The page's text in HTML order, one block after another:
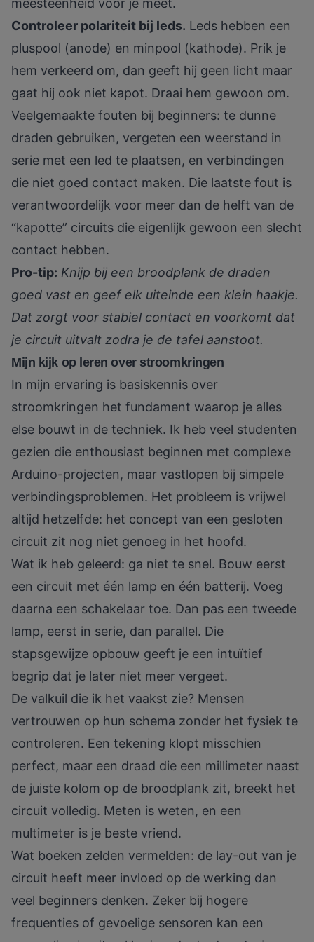
meesteenheid voor je meet.
Controleer polariteit bij leds. Leds hebben een
pluspool (anode) en minpool (kathode). Prik je
hem verkeerd om, dan geeft hij geen licht maar
gaat hij ook niet kapot. Draai hem gewoon om.
Veelgemaakte fouten bij beginners: te dunne
draden gebruiken, vergeten een weerstand in
serie met een led te plaatsen, en verbindingen
die niet goed contact maken. Die laatste fout is
verantwoordelijk voor meer dan de helft van de
“kapotte” circuits die eigenlijk gewoon een slecht
contact hebben.
Pro-tip: Knijp bij een broodplank de draden
goed vast en geef elk uiteinde een klein haakje.
Dat zorgt voor stabiel contact en voorkomt dat
je circuit uitvalt zodra je de tafel aanstoot.
Mijn kijk op leren over stroomkringen
In mijn ervaring is basiskennis over
stroomkringen het fundament waarop je alles
else bouwt in de techniek. Ik heb veel studenten
gezien die enthousiast beginnen met complexe
Arduino-projecten, maar vastlopen bij simpele
verbindingsproblemen. Het probleem is vrijwel
altijd hetzelfde: het concept van een gesloten
circuit zit nog niet genoeg in het hoofd.
Wat ik heb geleerd: ga niet te snel. Bouw eerst
een circuit met één lamp en één batterij. Voeg
daarna een schakelaar toe. Dan pas een tweede
lamp, eerst in serie, dan parallel. Die
stapsgewijze opbouw geeft je een intuïtief
begrip dat je later niet meer vergeet.
De valkuil die ik het vaakst zie? Mensen
vertrouwen op hun schema zonder het fysiek te
controleren. Een tekening klopt misschien
perfect, maar een draad die een millimeter naast
de juiste kolom op de broodplank zit, breekt het
circuit volledig. Meten is weten, en een
multimeter is je beste vriend.
Wat boeken zelden vermelden: de lay-out van je
circuit heeft meer invloed op de werking dan
veel beginners denken. Zeker bij hogere
frequenties of gevoelige sensoren kan een